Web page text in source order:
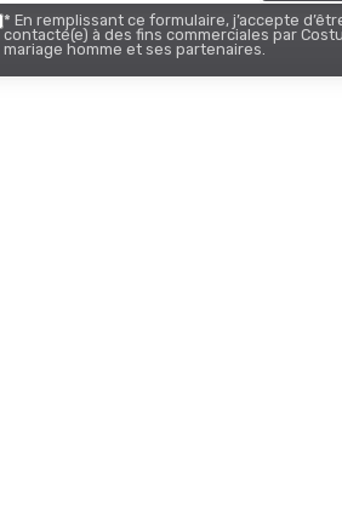
* En remplissant ce formulaire, j’accepte
contacté(e) à des fins commerciales par
mariage homme et ses partenaires.